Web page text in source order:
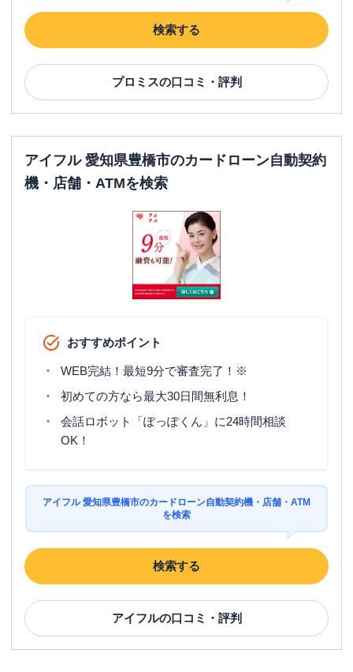
検索する
プロミスの口コミ・評判
アイフル 愛知県豊橋市のカードローン自動契約
機・店舗・ATMを検索
おすすめポイント
WEB完結！最短9分で審査完了！※
初めての方なら最大30日間無利息！
会話ロボット「ぽっぽくん」に24時間相談
OK！
アイフル 愛知県豊橋市のカードローン自動契約機・店舗・ATM
を検索
検索する
アイフルの口コミ・評判